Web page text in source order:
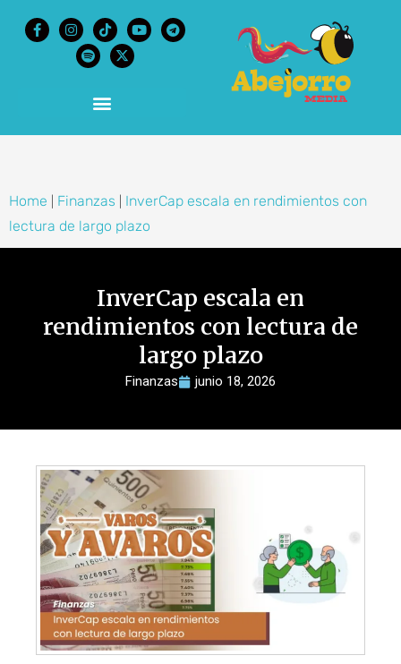
Home Finanzas
InverCap escala en rendimientos con
lectura de largo plazo
InverCap escala en
rendimientos con lectura de
largo plazo
Finanzas junio 18, 2026